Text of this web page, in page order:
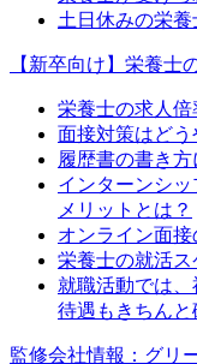
土日休みの栄
【新卒向け】栄養士
栄養士の求人倍
面接対策はどう
履歴書の書き
インターンシッ
メリットとは？
オンライン面
栄養士の就活
就職活動では
待遇もきちんと
監修会社情報：グリ